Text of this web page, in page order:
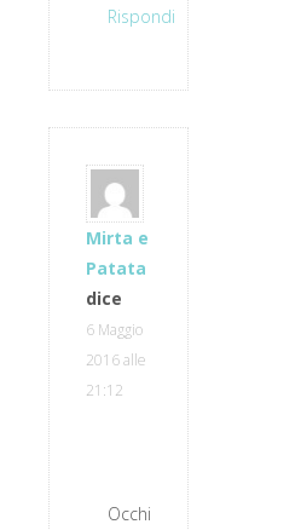
Rispondi
Mirta e
Patata
dice
6 Maggio
2016 alle
21:12
Occhi